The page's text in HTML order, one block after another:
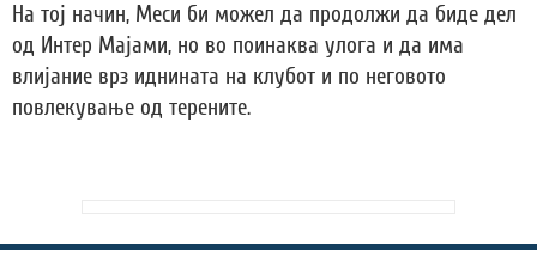
На тој начин, Меси би можел да продолжи да биде дел
од Интер Мајами, но во поинаква улога и да има
влијание врз иднината на клубот и по неговото
повлекување од терените.